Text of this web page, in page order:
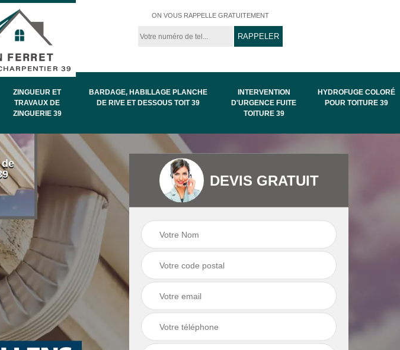
ON VOUS RAPPELLE GRATUITEMENT
ZINGUEUR ET
TRAVAUX DE
ZINGUERIE 39
BARDAGE, HABILLAGE PLANCHE
DE RIVE ET DESSOUS TOIT 39
INTERVENTION
D'URGENCE FUITE
TOITURE 39
HYDROFUGE COLORÉ
POUR TOITURE 39
Entretien et
démoussage de
toiture 39
Hydrofuge coloré
pour toiture 39
DEVIS GRATUIT